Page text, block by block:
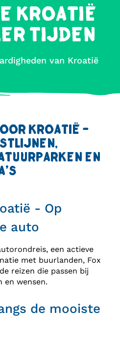
KROATIË
TIJDEN
van Kroatië
KROATIË -
EN
- Op
auto
een actieve
met buurlanden, Fox
reizen die passen bij
en wensen.
de mooiste